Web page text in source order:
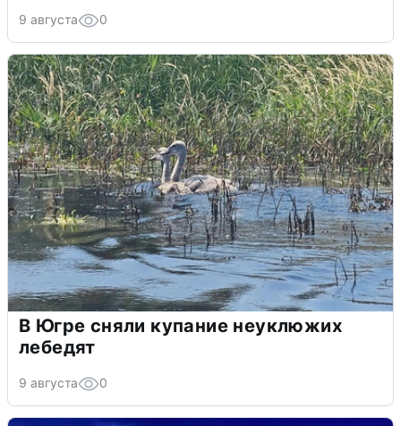
9 августа 0
В Югре сняли купание неуклюжих
лебедят
9 августа 0